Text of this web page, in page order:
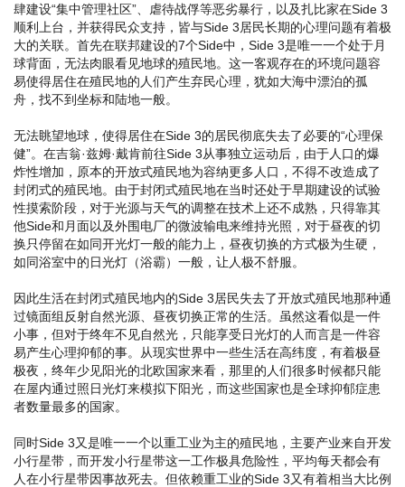
肆建设“集中管理社区”、虐待战俘等恶劣暴行，以及扎比家在Side 3
顺利上台，并获得民众支持，皆与Side 3居民长期的心理问题有着极
大的关联。首先在联邦建设的7个Side中，Side 3是唯一一个处于月
球背面，无法肉眼看见地球的殖民地。这一客观存在的环境问题容
易使得居住在殖民地的人们产生弃民心理，犹如大海中漂泊的孤
舟，找不到坐标和陆地一般。
无法眺望地球，使得居住在Side 3的居民彻底失去了必要的“心理保
健”。在吉翁·兹姆·戴肯前往Side 3从事独立运动后，由于人口的爆
炸性增加，原本的开放式殖民地为容纳更多人口，不得不改造成了
封闭式的殖民地。由于封闭式殖民地在当时还处于早期建设的试验
性摸索阶段，对于光源与天气的调整在技术上还不成熟，只得靠其
他Side和月面以及外围电厂的微波输电来维持光照，对于昼夜的切
换只停留在如同开光灯一般的能力上，昼夜切换的方式极为生硬，
如同浴室中的日光灯（浴霸）一般，让人极不舒服。
因此生活在封闭式殖民地内的Side 3居民失去了开放式殖民地那种通
过镜面组反射自然光源、昼夜切换正常的生活。虽然这看似是一件
小事，但对于终年不见自然光，只能享受日光灯的人而言是一件容
易产生心理抑郁的事。从现实世界中一些生活在高纬度，有着极昼
极夜，终年少见阳光的北欧国家来看，那里的人们很多时候都只能
在屋内通过照日光灯来模拟下阳光，而这些国家也是全球抑郁症患
者数量最多的国家。
同时Side 3又是唯一一个以重工业为主的殖民地，主要产业来自开发
小行星带，而开发小行星带这一工作极具危险性，平均每天都会有
人在小行星带因事故死去。但依赖重工业的Side 3又有着相当大比例